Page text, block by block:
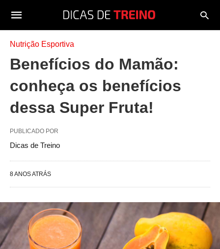
Nutrição Esportiva
Benefícios do Mamão:
conheça os benefícios
dessa Super Fruta!
PUBLICADO POR
Dicas de Treino
8 ANOS ATRÁS